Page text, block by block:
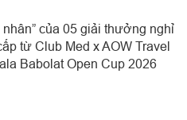
nhân” của 05 giải thưởng nghỉ
từ Club Med x AOW Travel
Babolat Open Cup 2026